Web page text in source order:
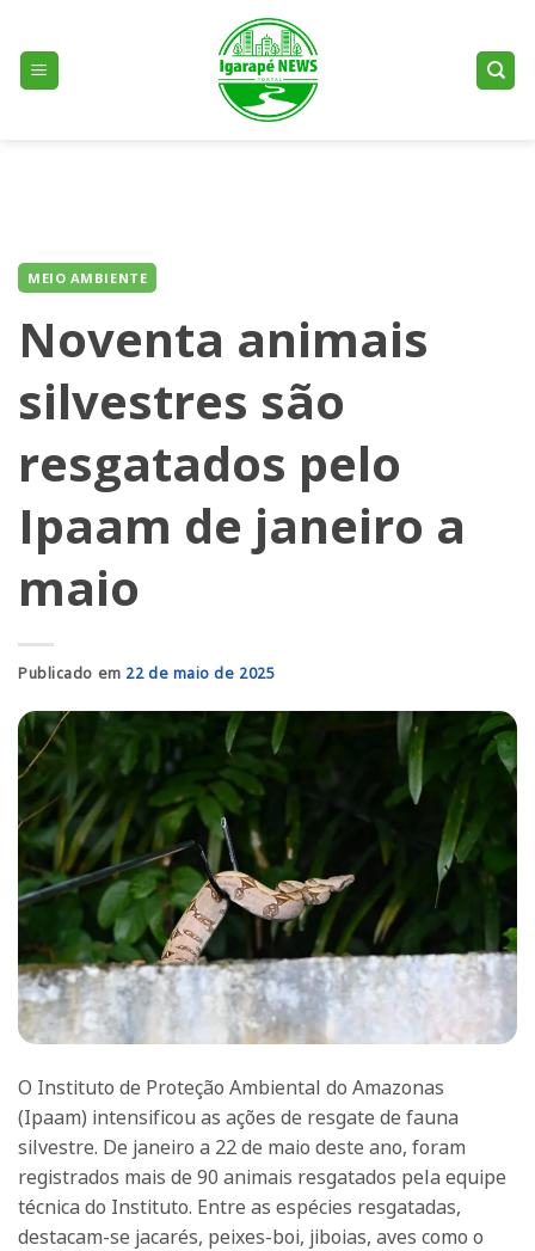
content
MEIO AMBIENTE
Noventa animais
silvestres são
resgatados pelo
Ipaam de janeiro a
maio
Publicado em 22 de maio de 2025
O Instituto de Proteção Ambiental do Amazonas
(Ipaam) intensificou as ações de resgate de fauna
silvestre. De janeiro a 22 de maio deste ano, foram
registrados mais de 90 animais resgatados pela equipe
técnica do Instituto. Entre as espécies resgatadas,
destacam-se jacarés, peixes-boi, jiboias, aves como o